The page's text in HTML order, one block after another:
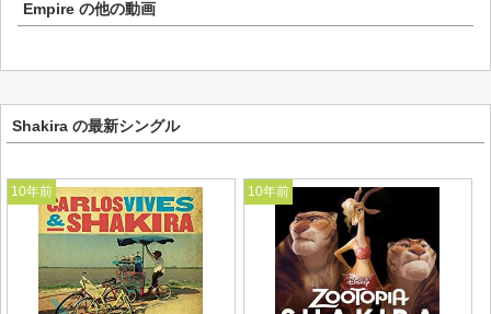
Empire の他の動画
Shakira の最新シングル
10年前 10年前